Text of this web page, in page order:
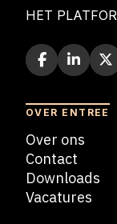
HET
OVER ENTREE
Over ons
Contact
Downloads
Vacatures